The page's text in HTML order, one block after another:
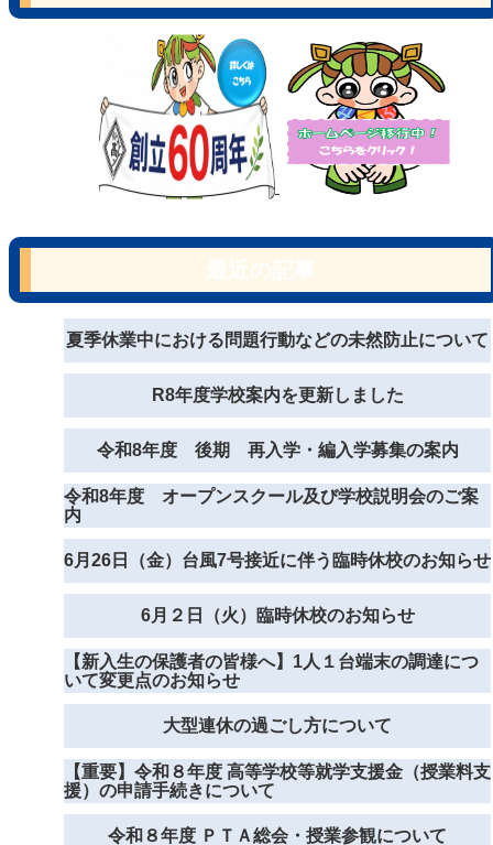
夏季休業中における問題行動などの未然防止について
R8年度学校案内を更新しました
令和8年度 後期 再入学・編入学募集の案内
令和8年度 オープンスクール及び学校説明会のご案
内
6月26日（金）台風7号接近に伴う臨時休校のお知らせ
6月２日（火）臨時休校のお知らせ
【新入生の保護者の皆様へ】1人１台端末の調達につ
いて変更点のお知らせ
大型連休の過ごし方について
【重要】令和８年度 高等学校等就学支援金（授業料支
援）の申請手続きについて
令和８年度 ＰＴＡ総会・授業参観について